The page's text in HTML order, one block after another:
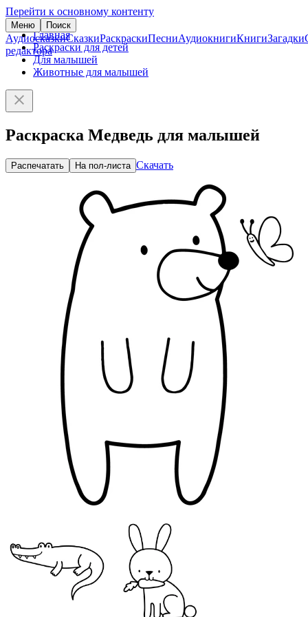
Перейти к основному контенту
Меню Поиск
АудиосказкиСказкиРаскраскиПесниАудиокнигиКнигиЗагадки
редактора
Главная
Раскраски для детей
Для малышей
Животные для малышей
Раскраска Медведь для малышей
Распечатать На пол-листа Скачать